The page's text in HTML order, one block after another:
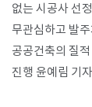
없는 시공사 선
무관심하고 발
공공건축의 질
진행 윤예림 기